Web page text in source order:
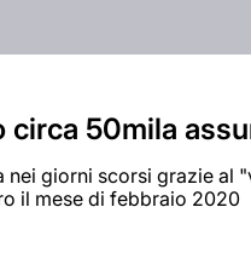
circa 50mila
giorni scorsi grazie al
il mese di febbraio 2020